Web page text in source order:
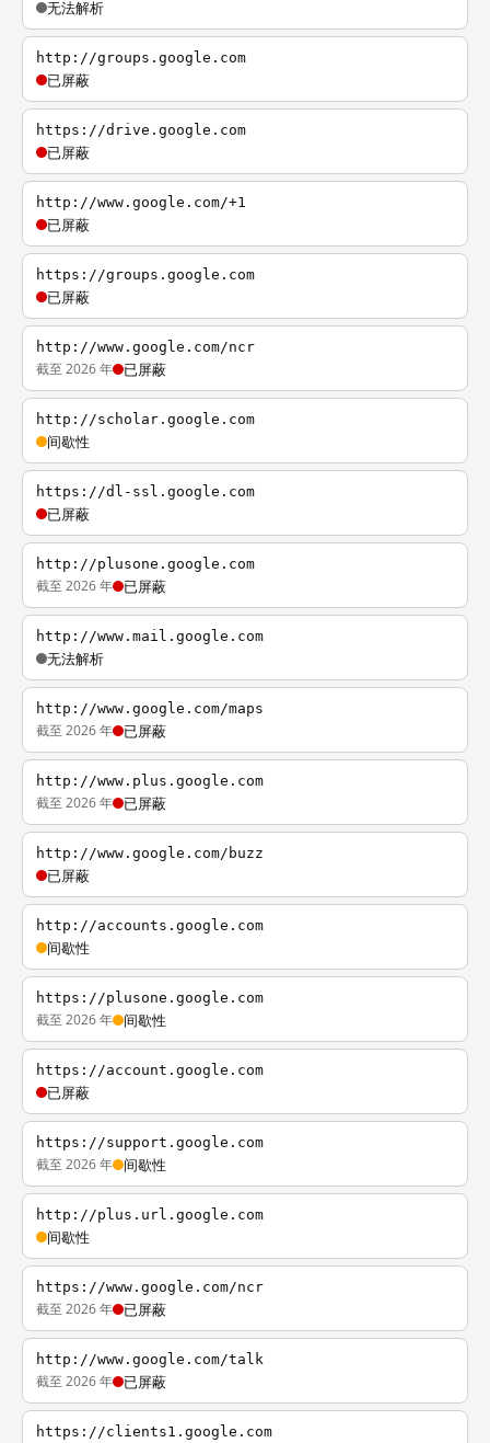
无法解析
http://groups.google.com
已屏蔽
https://drive.google.com
已屏蔽
http://www.google.com/+1
已屏蔽
https://groups.google.com
已屏蔽
http://www.google.com/ncr
截至 2026 年 已屏蔽
http://scholar.google.com
间歇性
https://dl-ssl.google.com
已屏蔽
http://plusone.google.com
截至 2026 年 已屏蔽
http://www.mail.google.com
无法解析
http://www.google.com/maps
截至 2026 年 已屏蔽
http://www.plus.google.com
截至 2026 年 已屏蔽
http://www.google.com/buzz
已屏蔽
http://accounts.google.com
间歇性
https://plusone.google.com
截至 2026 年 间歇性
https://account.google.com
已屏蔽
https://support.google.com
截至 2026 年 间歇性
http://plus.url.google.com
间歇性
https://www.google.com/ncr
截至 2026 年 已屏蔽
http://www.google.com/talk
截至 2026 年 已屏蔽
https://clients1.google.com